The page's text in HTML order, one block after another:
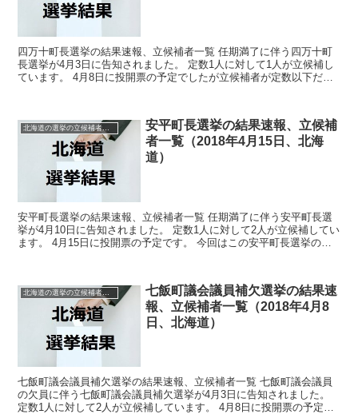
四万十町長選挙の結果速報、立候補者一覧 任期満了に伴う四万十町
長選挙が4月3日に告知されました。 定数1人に対して1人が立候補し
ています。 4月8日に投開票の予定でしたが立候補者が定数以下だっ
北海道の選挙の立候補者と結果速報一覧
安平町長選挙の結果速報、立候補
者一覧（2018年4月15日、北海
道）
安平町長選挙の結果速報、立候補者一覧 任期満了に伴う安平町長選
挙が4月10日に告知されました。 定数1人に対して2人が立候補してい
ます。 4月15日に投開票の予定です。 今回はこの安平町長選挙の関
北海道の選挙の立候補者と結果速報一覧
七飯町議会議員補欠選挙の結果速
報、立候補者一覧（2018年4月8
日、北海道）
七飯町議会議員補欠選挙の結果速報、立候補者一覧 七飯町議会議員
の欠員に伴う七飯町議会議員補欠選挙が4月3日に告知されました。
定数1人に対して2人が立候補しています。 4月8日に投開票の予定で